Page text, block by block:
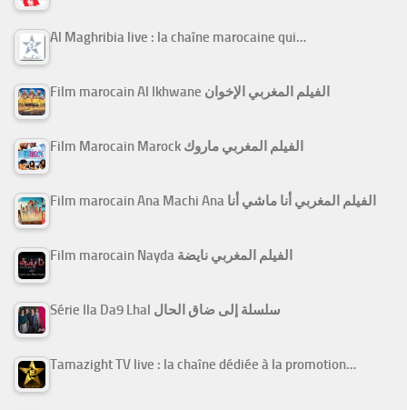
Al Maghribia live : la chaîne marocaine qui…
Film marocain Al Ikhwane الفيلم المغربي الإخوان
Film Marocain Marock الفيلم المغربي ماروك
Film marocain Ana Machi Ana الفيلم المغربي أنا ماشي أنا
Film marocain Nayda الفيلم المغربي نايضة
Série Ila Da9 Lhal سلسلة إلى ضاق الحال
Tamazight TV live : la chaîne dédiée à la promotion…